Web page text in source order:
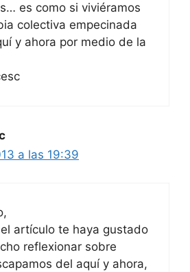
es como si viviéramos
colectiva empecinada
y ahora por medio de la
a las 19:39
artículo te haya gustado
reflexionar sobre
del aquí y ahora,